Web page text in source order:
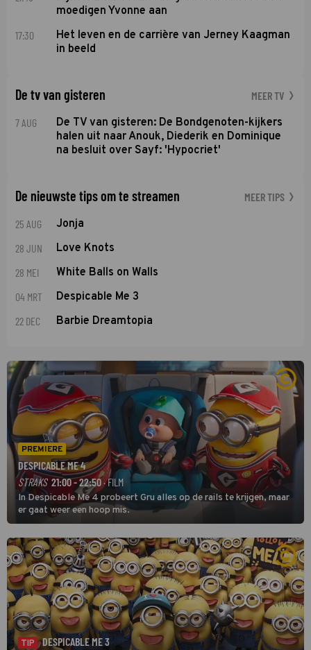
moedigen Yvonne aan
17:30
Het leven en de carrière van Jerney Kaagman
in beeld
De tv van gisteren MEER TV
7 AUG
De TV van gisteren: De Bondgenoten-kijkers
halen uit naar Anouk, Diederik en Dominique
na besluit over Sayf: 'Hypocriet'
De nieuwste tips om te streamen MEER TIPS
25 AUG Jonja
28 JUN Love Knots
28 MEI White Balls on Walls
04 MRT Despicable Me 3
22 DEC Barbie Dreamtopia
PREMIERE
DESPICABLE ME 4
STRAKS 21:00 - 22:50· FILM
In Despicable Me 4 probeert Gru alles op de rails te krijgen, maar
er gaat weer een hoop mis.
TIP DESPICABLE ME 3